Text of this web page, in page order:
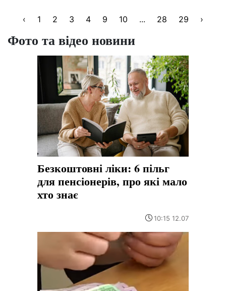
‹ 1 2 3 4 9 10 ... 28 29 ›
Фото та відео новини
Безкоштовні ліки: 6 пільг
для пенсіонерів, про які мало
хто знає
10:15 12.07